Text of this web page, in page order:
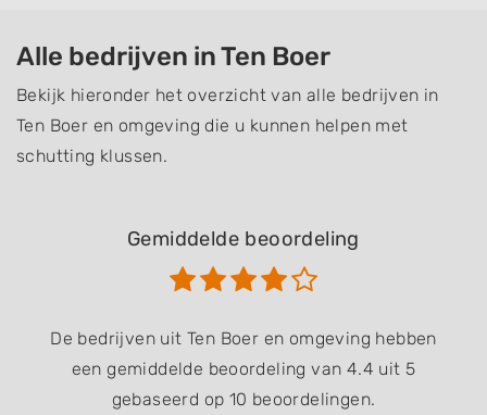
Alle bedrijven in Ten Boer
Bekijk hieronder het overzicht van alle bedrijven in
Ten Boer en omgeving die u kunnen helpen met
schutting klussen.
Gemiddelde beoordeling
De bedrijven uit Ten Boer en omgeving hebben
een gemiddelde beoordeling van 4.4 uit 5
gebaseerd op 10 beoordelingen.